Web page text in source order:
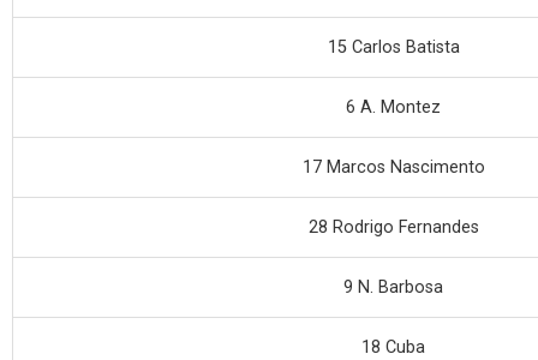
15 Carlos Batista
6 A. Montez
17 Marcos Nascimento
28 Rodrigo Fernandes
9 N. Barbosa
18 Cuba